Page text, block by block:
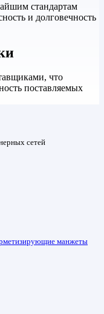
стандартам
и долговечность
что
поставляемых
сетей
манжеты